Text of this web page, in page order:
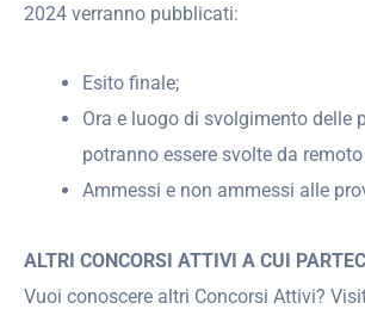
2024 verranno pubblicati:
Esito finale;
Ora e luogo di svolgimento delle
potranno essere svolte da
Ammessi e non ammessi alle
ALTRI CONCORSI ATTIVI A CUI
Vuoi conoscere altri Concorsi Attivi?